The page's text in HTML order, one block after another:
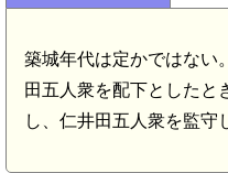
築城年代は定かではない
田五人衆を配下としたと
し、仁井田五人衆を監守